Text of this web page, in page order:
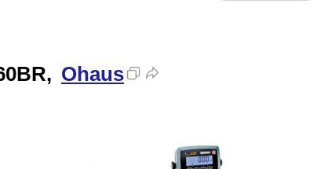
Ohaus